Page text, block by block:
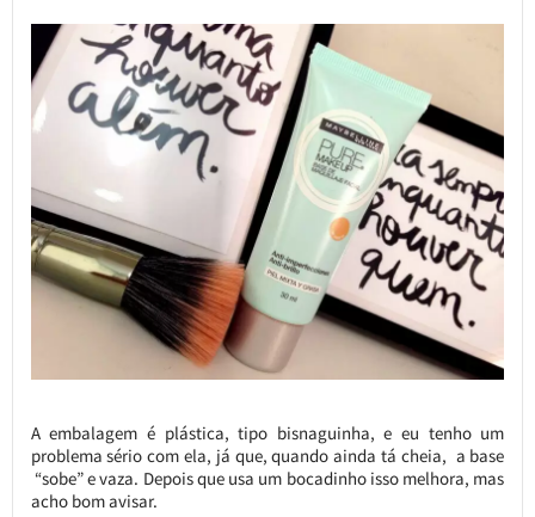
A embalagem é plástica, tipo bisnaguinha, e eu tenho um
problema sério com ela, já que, quando ainda tá cheia, a base
“sobe” e vaza. Depois que usa um bocadinho isso melhora, mas
acho bom avisar.